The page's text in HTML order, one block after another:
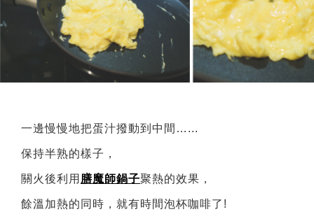
一邊慢慢地把蛋汁撥動到中間…...
保持半熟的樣子，
關火後利用 膳魔師鍋子聚熱的效果，
餘溫加熱的同時，就有時間泡杯咖啡了!